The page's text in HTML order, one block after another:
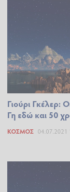
Γιούρι Γκέλερ:
Γη εδώ και 50
ΚΌΣΜΟΣ 04.07.2021